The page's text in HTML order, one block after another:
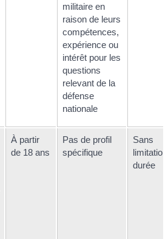
militaire en
raison de leurs
compétences,
expérience ou
intérêt pour les
questions
relevant de la
défense
nationale
À partir
de 18 ans
Pas de profil
spécifique
Sans
durée